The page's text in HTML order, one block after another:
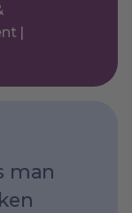
|
man